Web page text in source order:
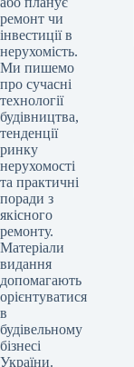
ремонт чи
інвестиції в
нерухомість.
Ми пишемо
про сучасні
технології
будівництва,
тенденції
ринку
нерухомості
та практичні
поради з
якісного
ремонту.
Матеріали
видання
допомагають
орієнтуватися
в
будівельному
бізнесі
України.